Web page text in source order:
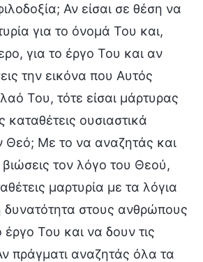
Αν είσαι σε θέση να
για το όνομά Του και,
για το έργο Του και αν
την εικόνα που Αυτός
Του, τότε είσαι μάρτυρας
ουσιαστικά
Θεό; Με το να αναζητάς και
τον λόγο του Θεού,
μαρτυρία με τα λόγια
δυνατότητα στους ανθρώπους
Του και να δουν τις
πράγματι αναζητάς όλα τα